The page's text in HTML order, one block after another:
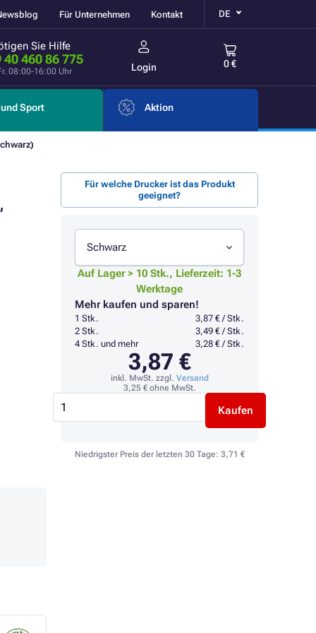
Für Unternehmen Kontakt DE
Sie Hilfe
40 460 86 775
08:00-16:00 Uhr Login 0 €
Sport Aktion
Für welche Drucker ist das Produkt
geeignet?
Schwarz
Auf Lager > 10 Stk., Lieferzeit: 1-3
Werktage
Mehr kaufen und sparen!
1 Stk.
3,87 € / Stk.
2 Stk.
3,49 € / Stk.
4 Stk. und mehr
3,28 € / Stk.
3,87 €
inkl. MwSt. zzgl. Versand
3,25 €ohne MwSt.
Kaufen
Niedrigster Preis der letzten 30 Tage: 3,71 €